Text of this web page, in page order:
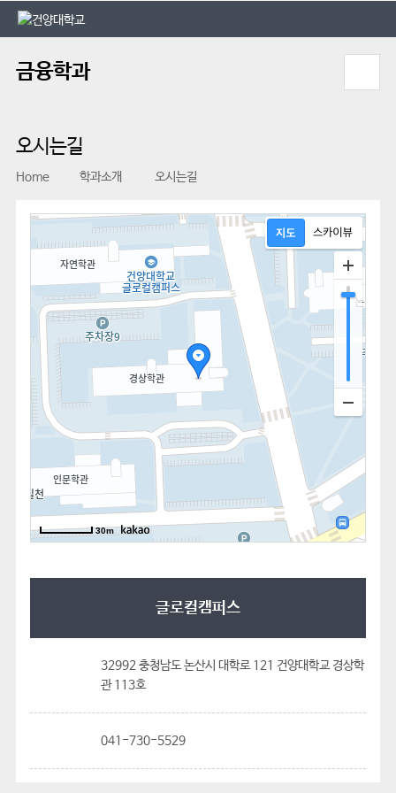
본문 바로가기
대메뉴 바로가기
금융학과
오시는길
Home 학과소개 오시는길
30m
글로컬캠퍼스
32992 충청남도 논산시 대학로 121 건양대학교 경상학
관 113호
041-730-5529